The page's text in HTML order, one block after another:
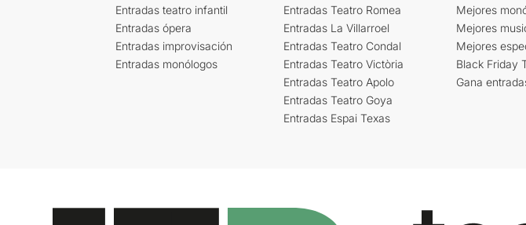
Entradas teatro infantil
Entradas ópera
Entradas improvisación
Entradas monólogos
Entradas Teatro Romea
Entradas La Villarroel
Entradas Teatro Condal
Entradas Teatro Victòria
Entradas Teatro Apolo
Entradas Teatro Goya
Entradas Espai Texas
Mejores
Mejores
Mejores
Black Friday
Gana